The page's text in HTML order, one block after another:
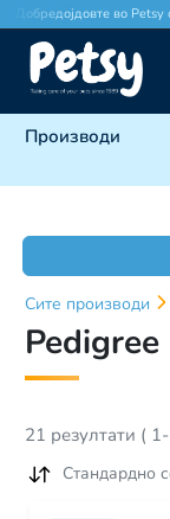
во Petsy
Производи
Сите производи
Pedigree
21 резултати ( 1-
Стандардно